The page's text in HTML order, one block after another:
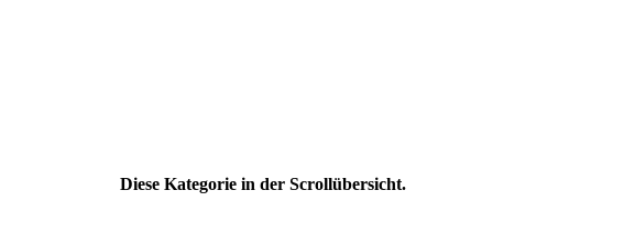
Diese Kategorie in der Scrollübersicht.